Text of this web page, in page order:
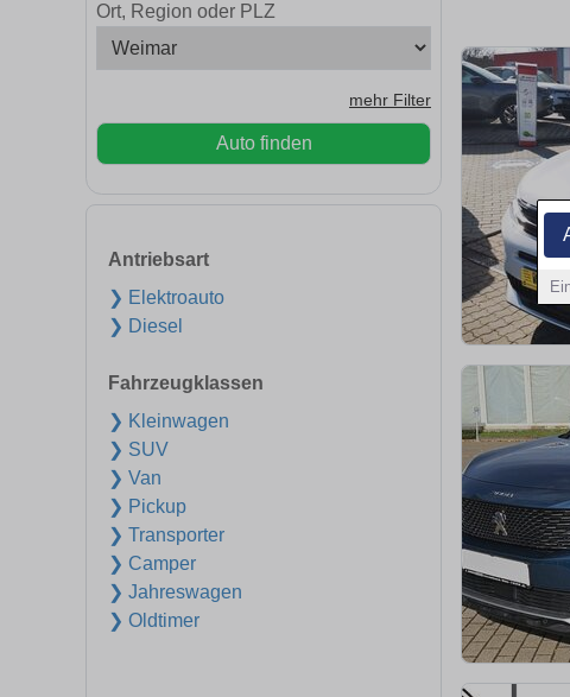
Ort, Region oder PLZ
mehr Filter
Auto finden
Antriebsart
❯ Elektroauto
❯ Diesel
Fahrzeugklassen
❯ Kleinwagen
❯ SUV
❯ Van
❯ Pickup
❯ Transporter
❯ Camper
❯ Jahreswagen
❯ Oldtimer